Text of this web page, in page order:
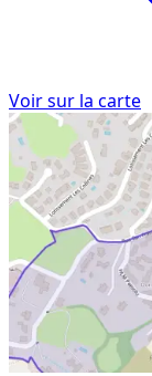
Voir sur la carte